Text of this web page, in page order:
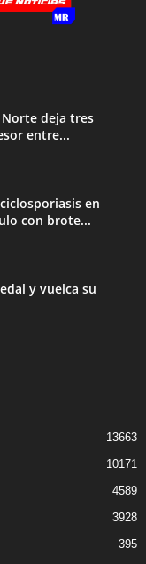
deja tres
entre...
en
con brote...
y vuelca su
13663
10171
4589
3928
395